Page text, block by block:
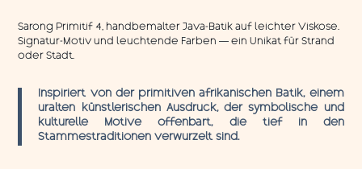
Sarong Primitif 4, handbemalter Java-Batik auf leichter Viskose.
Signatur-Motiv und leuchtende Farben — ein Unikat für Strand
oder Stadt.
Inspiriert von der primitiven afrikanischen Batik, einem
uralten künstlerischen Ausdruck, der symbolische und
kulturelle Motive offenbart, die tief in den
Stammestraditionen verwurzelt sind.